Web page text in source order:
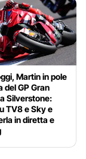
Martin in pole
del GP Gran
Silverstone:
TV8 e Sky e
in diretta e